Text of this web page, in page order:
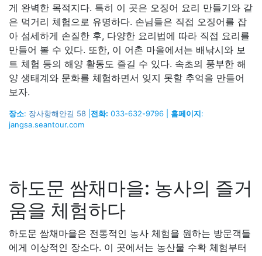
게 완벽한 목적지다. 특히 이 곳은 오징어 요리 만들기와 같
은 먹거리 체험으로 유명하다. 손님들은 직접 오징어를 잡
아 섬세하게 손질한 후, 다양한 요리법에 따라 직접 요리를
만들어 볼 수 있다. 또한, 이 어촌 마을에서는 배낚시와 보
트 체험 등의 해양 활동도 즐길 수 있다. 속초의 풍부한 해
양 생태계와 문화를 체험하면서 잊지 못할 추억을 만들어
보자.
장소: 장사항해안길 58 전화: 033-632-9796 | 홈페이지:
jangsa.seantour.com
하도문 쌈채마을: 농사의 즐거
움을 체험하다
하도문 쌈채마을은 전통적인 농사 체험을 원하는 방문객들
에게 이상적인 장소다. 이 곳에서는 농산물 수확 체험부터